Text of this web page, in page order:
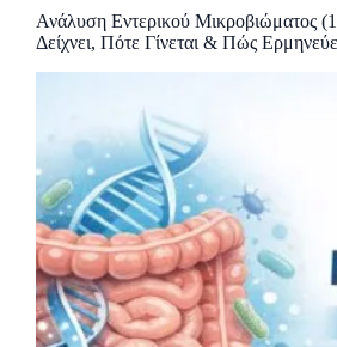
Ανάλυση Εντερικού Μικροβιώματος
Δείχνει, Πότε Γίνεται & Πώς